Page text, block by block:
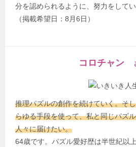
分を認められるように、努力をしてい
（掲載希望日：8月6日）
コロチャン
推理パズルの創作を続けていく。そ
らゆる手段を使って、私と同じパズ
人々に届けたい。
64歳です。パズル愛好歴は半世紀以